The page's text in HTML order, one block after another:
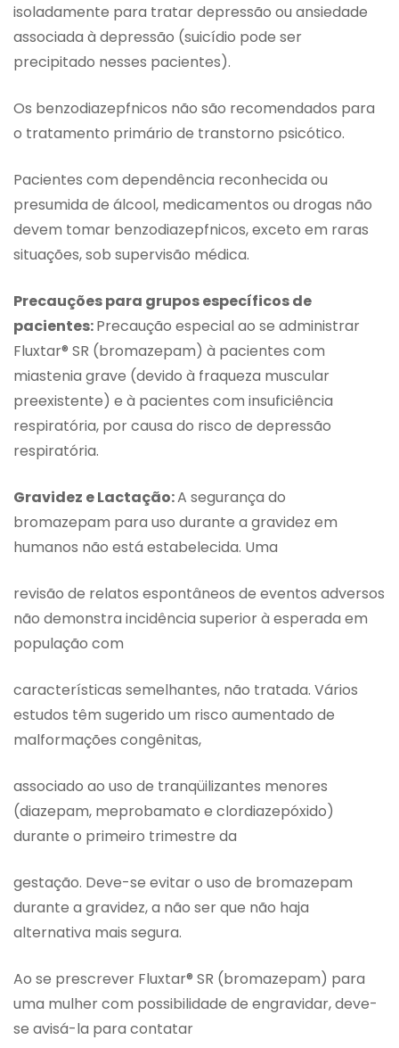
isoladamente para tratar depressão ou ansiedade
associada à depressão (suicídio pode ser
precipitado nesses pacientes).
Os benzodiazepfnicos não são recomendados para
o tratamento primário de transtorno psicótico.
Pacientes com dependência reconhecida ou
presumida de álcool, medicamentos ou drogas não
devem tomar benzodiazepfnicos, exceto em raras
situações, sob supervisão médica.
Precauções para grupos específicos de
pacientes:Precaução especial ao se administrar
Fluxtar® SR (bromazepam) à pacientes com
miastenia grave (devido à fraqueza muscular
preexistente) e à pacientes com insuficiência
respiratória, por causa do risco de depressão
respiratória.
Gravidez e Lactação:A segurança do
bromazepam para uso durante a gravidez em
humanos não está estabelecida. Uma
revisão de relatos espontâneos de eventos adversos
não demonstra incidência superior à esperada em
população com
características semelhantes, não tratada. Vários
estudos têm sugerido um risco aumentado de
malformações congênitas,
associado ao uso de tranqüilizantes menores
(diazepam, meprobamato e clordiazepóxido)
durante o primeiro trimestre da
gestação. Deve-se evitar o uso de bromazepam
durante a gravidez, a não ser que não haja
alternativa mais segura.
Ao se prescrever Fluxtar® SR (bromazepam) para
uma mulher com possibilidade de engravidar, deve-
se avisá-la para contatar